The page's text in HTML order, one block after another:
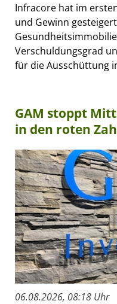
Infracore hat im
und Gewinn
Verschuldungsgrad
für die Ausschüttung
GAM stoppt
in den roten
06.08.2026, 08:18 Uhr